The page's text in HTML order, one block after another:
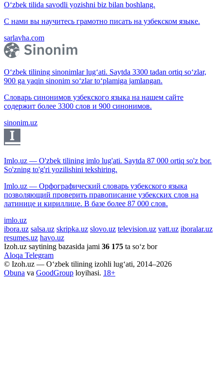
O‘zbek tilida savodli yozishni biz bilan boshlang.
С нами вы научитесь грамотно писать на узбекском языке.
sarlavha.com
O‘zbek tilining sinonimlar lug‘ati. Saytda 3300 tadan ortiq so‘zlar,
900 ga yaqin sinonim so‘zlar to‘plamiga jamlangan.
Словарь синонимов узбекского языка на нашем сайте
содержит более 3300 слов и 900 синонимов.
sinonim.uz
Imlo.uz — O'zbek tilining imlo lug'ati. Saytda 87 000 ortiq so'z bor.
So'zning to'g'ri yozilishini tekshiring.
Imlo.uz — Орфографический словарь узбекского языка
позволяющий проверить правописание узбекских слов на
латинице и кириллице. В базе более 87 000 слов.
imlo.uz
ibora.uz salsa.uz skripka.uz slovo.uz television.uz vatt.uz iboralar.uz
resumes.uz havo.uz
Izoh.uz saytining bazasida jami 36 175 ta so‘z bor
Aloqa Telegram
© Izoh.uz — O‘zbek tilining izohli lug‘ati, 2014–2026
Obuna va GoodGroup loyihasi. 18+